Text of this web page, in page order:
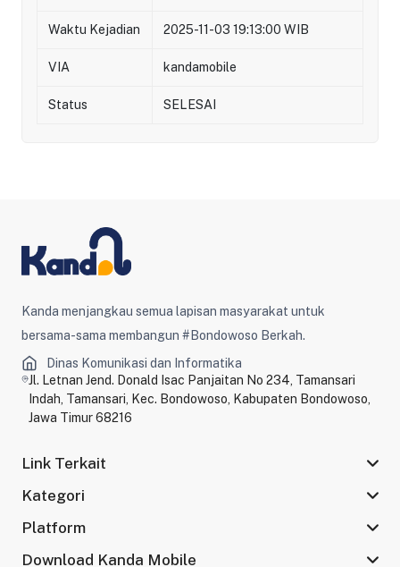
Waktu Kejadian 2025-11-03 19:13:00 WIB
VIA kandamobile
Status SELESAI
Kanda menjangkau semua lapisan masyarakat untuk
bersama-sama membangun #Bondowoso Berkah.
Dinas Komunikasi dan Informatika
Jl. Letnan Jend. Donald Isac Panjaitan No 234, Tamansari
Indah, Tamansari, Kec. Bondowoso, Kabupaten Bondowoso,
Jawa Timur 68216
Link Terkait
Kategori
Platform
Download Kanda Mobile